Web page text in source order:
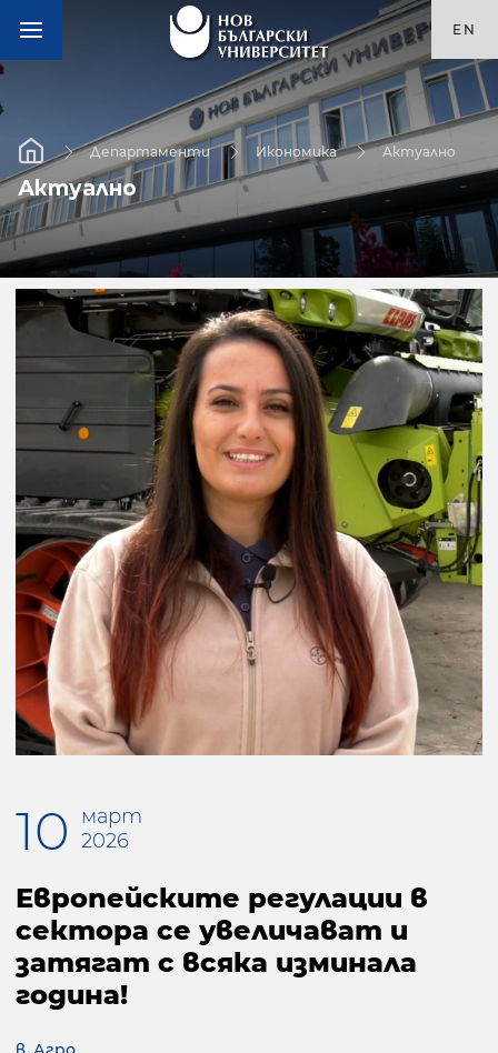
EN
Департаменти Икономика Актуално
Актуално
10
март
2026
Европейските регулации в
сектора се увеличават и
затягат с всяка изминала
година!